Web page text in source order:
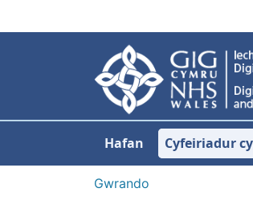
Hafan Cyfeiriadur
Gwrando